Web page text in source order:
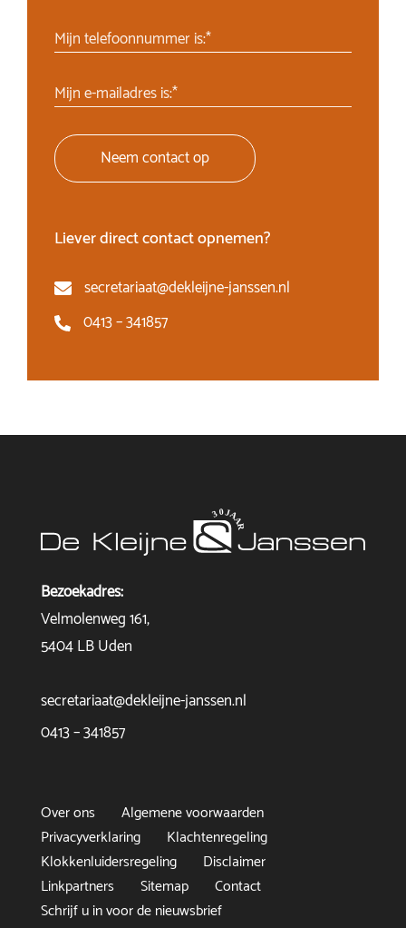
Mijn telefoonnummer is:*
Mijn e-mailadres is:*
Neem contact op
Liever direct contact opnemen?
secretariaat@dekleijne-janssen.nl
0413 – 341857
Bezoekadres:
Velmolenweg 161,
5404 LB Uden
secretariaat@dekleijne-janssen.nl
0413 – 341857
Over ons
Algemene voorwaarden
Privacyverklaring
Klachtenregeling
Klokkenluidersregeling
Disclaimer
Linkpartners
Sitemap
Contact
Schrijf u in voor de nieuwsbrief